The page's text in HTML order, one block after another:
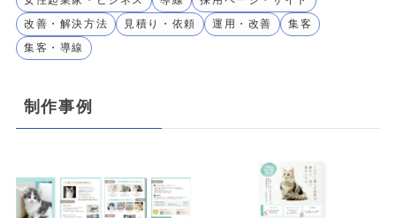
改善・解決方法
見積り・依頼 運用・改善
集客
集客・導線
制作事例